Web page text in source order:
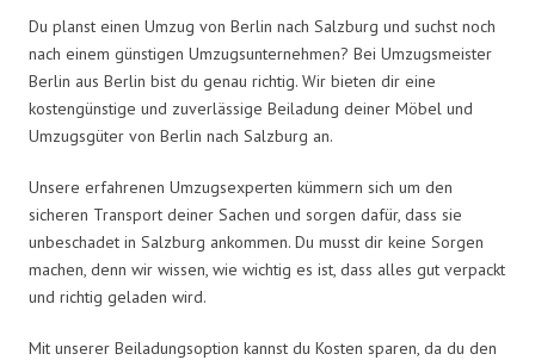
Du planst einen Umzug von Berlin nach Salzburg und suchst noch
nach einem günstigen Umzugsunternehmen? Bei Umzugsmeister
Berlin aus Berlin bist du genau richtig. Wir bieten dir eine
kostengünstige und zuverlässige Beiladung deiner Möbel und
Umzugsgüter von Berlin nach Salzburg an.
Unsere erfahrenen Umzugsexperten kümmern sich um den
sicheren Transport deiner Sachen und sorgen dafür, dass sie
unbeschadet in Salzburg ankommen. Du musst dir keine Sorgen
machen, denn wir wissen, wie wichtig es ist, dass alles gut verpackt
und richtig geladen wird.
Mit unserer Beiladungsoption kannst du Kosten sparen, da du den